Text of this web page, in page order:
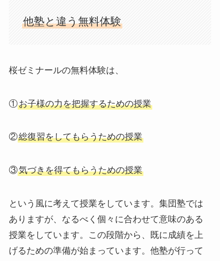
他塾と違う無料体験
桜ゼミナールの無料体験は、
①お子様の力を把握するための授業
②総復習をしてもらうための授業
③気づきを得てもらうための授業
という風に考えて授業をしています。集団塾では
ありますが、なるべく個々に合わせて意味のある
授業をしています。この段階から、既に成績を上
げるための準備が始まっています。他塾が行って